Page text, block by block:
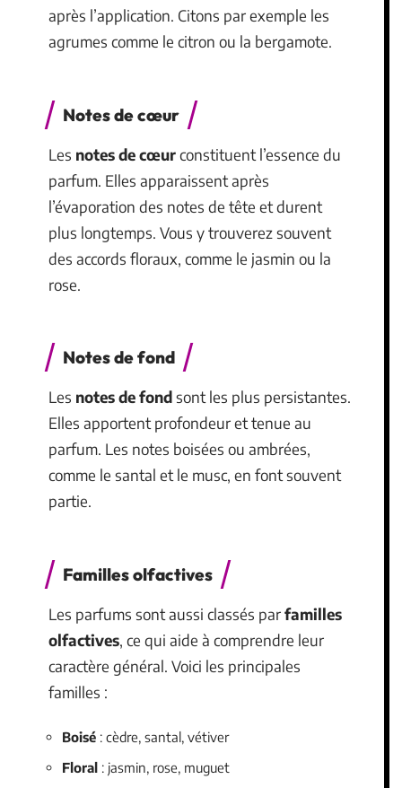
après l’application. Citons par exemple les
agrumes comme le citron ou la bergamote.
Notes de cœur
Les notes de cœurconstituent l’essence du
parfum. Elles apparaissent après
l’évaporation des notes de tête et durent
plus longtemps. Vous y trouverez souvent
des accords floraux, comme le jasmin ou la
rose.
Notes de fond
Les notes de fondsont les plus persistantes.
Elles apportent profondeur et tenue au
parfum. Les notes boisées ou ambrées,
comme le santal et le musc, en font souvent
partie.
Familles olfactives
Les parfums sont aussi classés parfamilles
olfactives, ce qui aide à comprendre leur
caractère général. Voici les principales
familles :
Boisé : cèdre, santal, vétiver
Floral : jasmin, rose, muguet